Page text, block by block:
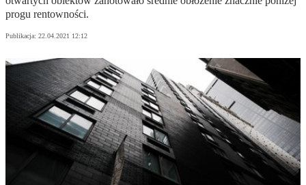
progu rentowności.
Publikacja: 22.04.2021 12:12